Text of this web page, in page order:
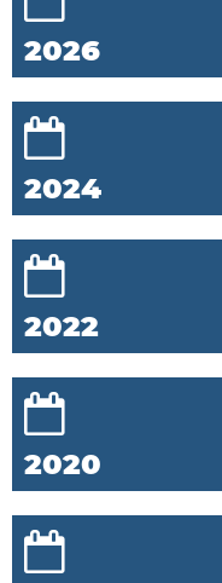
2026
2024
2022
2020